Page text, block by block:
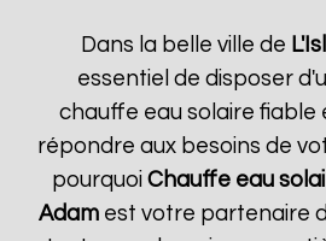
Dans la belle ville de
essentiel de disposer
chauffe eau solaire fiable
répondre aux besoins de
pourquoiChauffe eau
Adam est votre partenaire